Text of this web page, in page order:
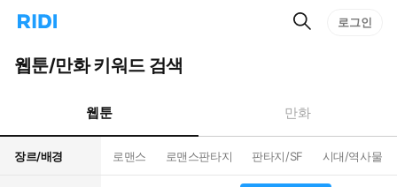
리
홈
으
턴
트
검
로그인
웹툰/만화 키워드 검색
웹툰 만화
장르/배경 로맨스 로맨스판타지 판타지/SF 시대/역사물